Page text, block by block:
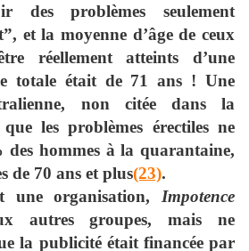
des problèmes seulement
et la moyenne d’âge de ceux
réellement atteints d’une
totale était de 71 ans ! Une
non citée dans la
les problèmes érectiles ne
des hommes à la quarantaine,
de 70 ans et plus(23).
une organisation, Impotence
autres groupes, mais ne
la publicité était financée par